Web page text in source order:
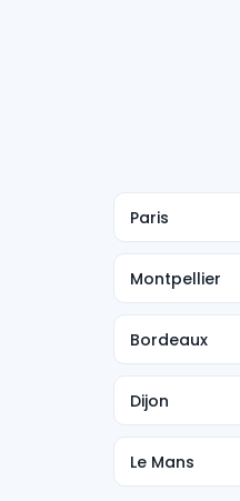
Paris
Montpellier
Bordeaux
Dijon
Le Mans